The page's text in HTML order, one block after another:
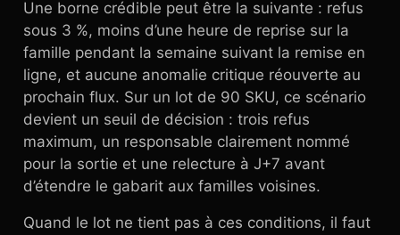
Une borne crédible peut être la suivante : refus
sous 3 %, moins d’une heure de reprise sur la
famille pendant la semaine suivant la remise en
ligne, et aucune anomalie critique réouverte au
prochain flux. Sur un lot de 90 SKU, ce scénario
devient un seuil de décision : trois refus
maximum, un responsable clairement nommé
pour la sortie et une relecture à J+7 avant
d’étendre le gabarit aux familles voisines.
Quand le lot ne tient pas à ces conditions, il faut